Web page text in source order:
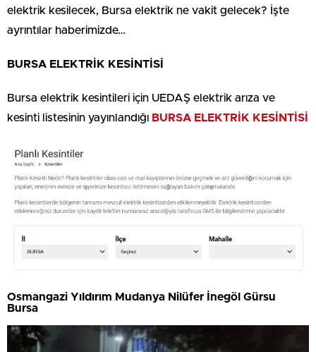
elektrik kesilecek, Bursa elektrik ne vakit gelecek? İşte
ayrıntılar haberimizde…
BURSA ELEKTRİK KESİNTİSİ
Bursa elektrik kesintileri için UEDAŞ elektrik arıza ve
kesinti listesinin yayınlandığı BURSA ELEKTRİK KESİNTİSİ
Osmangazi Yıldırım Mudanya Nilüfer İnegöl Gürsu
Bursa